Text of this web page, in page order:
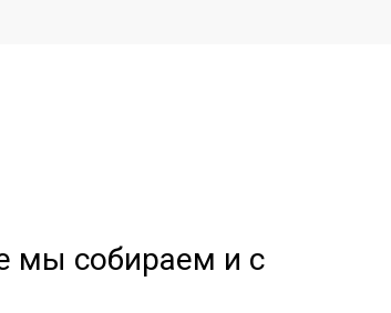
мы собираем и с